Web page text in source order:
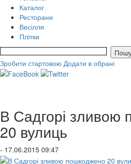
Каталог
Ресторани
Весілля
Плітки
Зробити стартовою Додати в обрані
В Садгорі зливою
20 вулиць
- 17.06.2015 09:47